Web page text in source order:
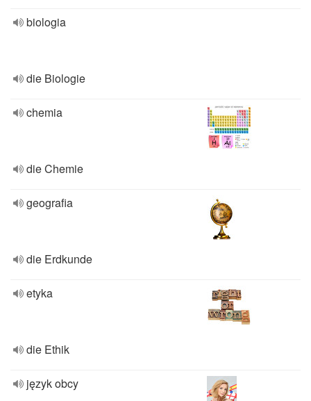
biologia
die Biologie
chemia
die Chemie
geografia
die Erdkunde
etyka
die Ethik
język obcy